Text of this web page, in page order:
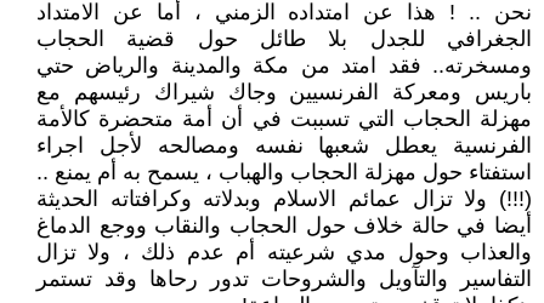
نحن .. ! هذا عن امتداده الزمني ، أما عن الامتداد
الجغرافي للجدل بلا طائل حول قضية الحجاب
ومسخرته.. فقد امتد من مكة والمدينة والرياض حتي
باريس ومعركة الفرنسيين وجاك شيراك رئيسهم مع
مهزلة الحجاب التي تسببت في أن أمة متحضرة كالأمة
الفرنسية يعطل شعبها نفسه ومصالحه لأجل اجراء
استفتاء حول مهزلة الحجاب والهباب ، يسمح به أم يمنع ..
(!!!) ولا تزال عمائم الاسلام وبدلاته وكرافتاته الحديثة
أيضا في حالة خلاف حول الحجاب والنقاب ووجع الدماغ
والعذاب وحول مدي شرعيته أم عدم ذلك ، ولا تزال
التفاسير والتآويل والشروحات تدور رحاها وقد تستمر